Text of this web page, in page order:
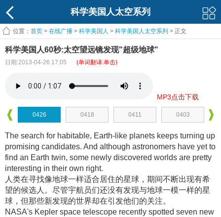
科学美国人太空系列
位置： 首页 > 在线广播 > 科学美国人 > 科学美国人太空系列 > 正文
科学美国人60秒:太空望远镜发现"超级地球"
日期:2013-04-26 17:05 (单词翻译:单击)
MP3点击下载
0426 0418 0411 0403
The search for habitable, Earth-like planets keeps turning up
promising candidates. And although astronomers have yet to
find an Earth twin, some newly discovered worlds are pretty
interesting in their own right.
人类在寻找像地球一样适合居住的星球，期间不断出现有希
望的候选人 。尽管宇航员们还没有发现与地球一模一样的星
球，但那些新发现的世界却在引发他们的关注。
NASA's Kepler space telescope recently spotted seven new